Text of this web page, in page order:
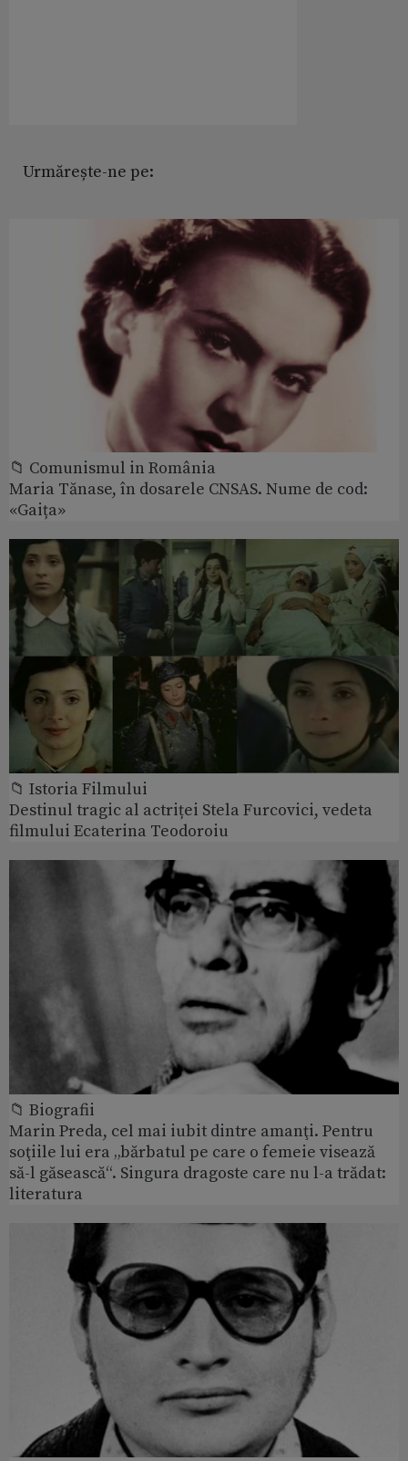
Urmărește-ne pe:
📁 Comunismul in România
Maria Tănase, în dosarele CNSAS. Nume de cod:
«Gaița»
📁 Istoria Filmului
Destinul tragic al actriței Stela Furcovici, vedeta
filmului Ecaterina Teodoroiu
📁 Biografii
Marin Preda, cel mai iubit dintre amanţi. Pentru
soţiile lui era „bărbatul pe care o femeie visează
să-l găsească“. Singura dragoste care nu l-a trădat:
literatura